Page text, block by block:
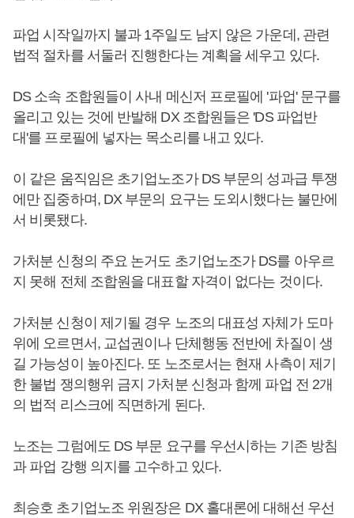
파업 시작일까지 불과 1주일도 남지 않은 가운데, 관련
법적 절차를 서둘러 진행한다는 계획을 세우고 있다.
DS 소속 조합원들이 사내 메신저 프로필에 '파업' 문구를
올리고 있는 것에 반발해 DX 조합원들은 'DS 파업반
대'를 프로필에 넣자는 목소리를 내고 있다.
이 같은 움직임은 초기업노조가 DS 부문의 성과급 투쟁
에만 집중하며, DX 부문의 요구는 도외시했다는 불만에
서 비롯됐다.
가처분 신청의 주요 논거도 초기업노조가 DS를 아우르
지 못해 전체 조합원을 대표할 자격이 없다는 것이다.
가처분 신청이 제기될 경우 노조의 대표성 자체가 도마
위에 오르면서, 교섭권이나 단체행동 전반에 차질이 생
길 가능성이 높아진다. 또 노조로서는 현재 사측이 제기
한 불법 쟁의행위 금지 가처분 신청과 함께 파업 전 2개
의 법적 리스크에 직면하게 된다.
노조는 그럼에도 DS 부문 요구를 우선시하는 기존 방침
과 파업 강행 의지를 고수하고 있다.
최승호 초기업노조 위원장은 DX 홀대론에 대해선 우선